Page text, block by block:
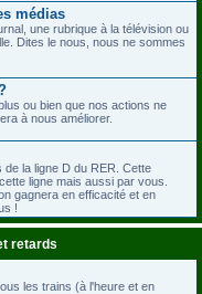
médias
une rubrique à la télévision ou
Dites le nous, nous ne sommes
ou bien que nos actions ne
à nous améliorer.
la ligne D du RER. Cette
ligne mais aussi par vous.
gagnera en efficacité et en
!
retards
les trains (à l'heure et en